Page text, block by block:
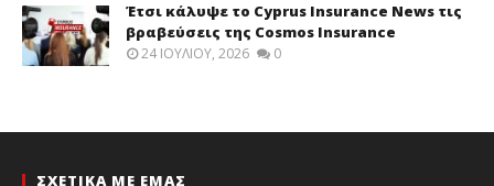
Έτσι κάλυψε το Cyprus Insurance News τις
βραβεύσεις της Cosmos Insurance
24 ΙΟΥΛΊΟΥ, 2026 0
ΣΧΕΤΙΚΑ ΜΕ ΕΜΑΣ